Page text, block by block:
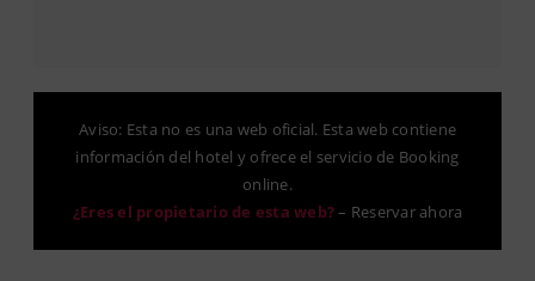
Aviso: Esta no es una web oficial. Esta web contiene
información del hotel y ofrece el servicio de Booking
online.
¿Eres el propietario de esta web?– Reservar ahora